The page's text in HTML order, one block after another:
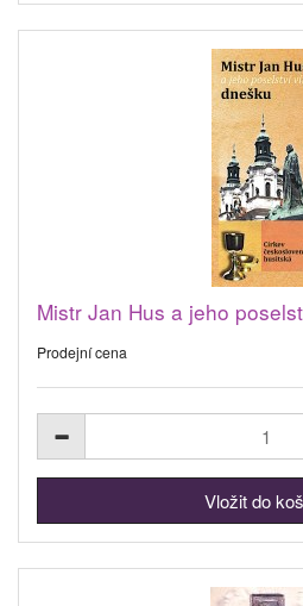
Mistr Jan Hus a jeho
Prodejní cena